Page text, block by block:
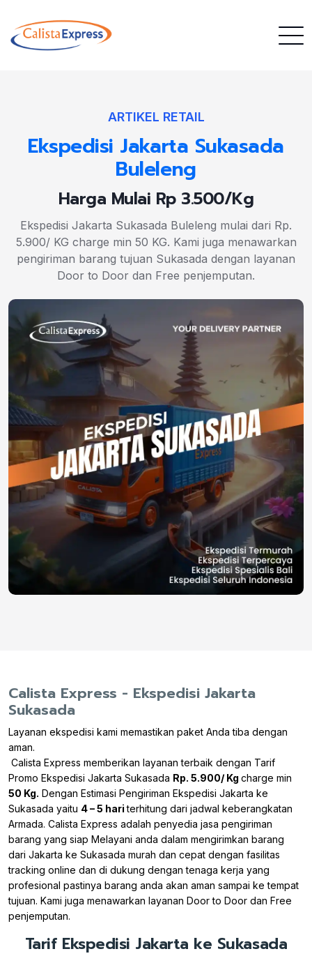
ARTIKEL RETAIL
Ekspedisi Jakarta Sukasada
Buleleng
Harga Mulai Rp 3.500/Kg
Ekspedisi Jakarta Sukasada Buleleng mulai dari Rp.
5.900/ KG charge min 50 KG. Kami juga menawarkan
pengiriman barang tujuan Sukasada dengan layanan
Door to Door dan Free penjemputan.
Calista Express - Ekspedisi Jakarta
Sukasada
Layanan ekspedisi kami memastikan paket Anda tiba dengan
aman.
Calista Express memberikan layanan terbaik dengan Tarif
Promo Ekspedisi Jakarta Sukasada Rp. 5.900/ Kg charge min
50 Kg. Dengan Estimasi Pengiriman Ekspedisi Jakarta ke
Sukasada yaitu 4 – 5 hariterhitung dari jadwal keberangkatan
Armada. Calista Express adalah penyedia jasa pengiriman
barang yang siap Melayani anda dalam mengirimkan barang
dari Jakarta ke Sukasada murah dan cepat dengan fasilitas
tracking online dan di dukung dengan tenaga kerja yang
profesional pastinya barang anda akan aman sampai ke tempat
tujuan. Kami juga menawarkan layanan Door to Door dan Free
penjemputan.
Tarif Ekspedisi Jakarta ke Sukasada